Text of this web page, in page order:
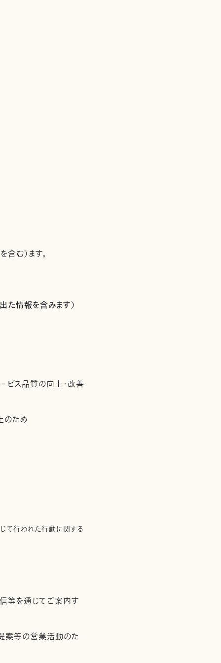
む）ます。
情報を含みます）
ビス品質の向上・改善
のため
て行われた行動に関する
信等を通じてご案内す
案等の営業活動のた